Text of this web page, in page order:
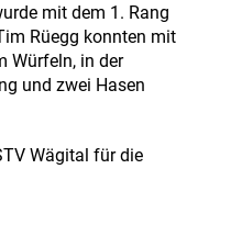
mit dem 1. Rang
Rüegg konnten mit
Würfeln, in der
und zwei Hasen
Wägital für die